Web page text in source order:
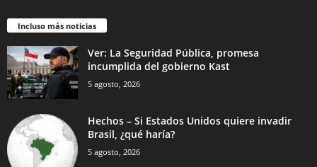
Incluso más noticias
Ver: La Seguridad Pública, promesa
incumplida del gobierno Kast
5 agosto, 2026
Hechos – Si Estados Unidos quiere invadir
Brasil, ¿qué haría?
5 agosto, 2026